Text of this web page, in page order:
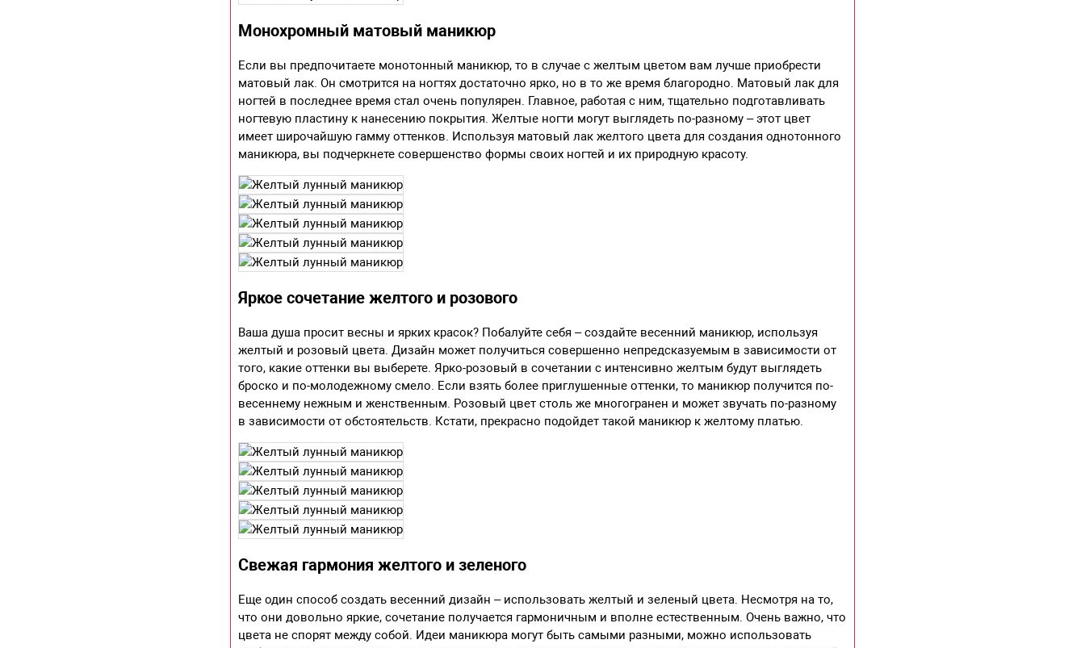
Монохромный матовый маникюр
Если вы предпочитаете монотонный маникюр, то в случае с желтым цветом вам лучше приобрести
матовый лак. Он смотрится на ногтях достаточно ярко, но в то же время благородно. Матовый лак для
ногтей в последнее время стал очень популярен. Главное, работая с ним, тщательно подготавливать
ногтевую пластину к нанесению покрытия. Желтые ногти могут выглядеть по-разному – этот цвет
имеет широчайшую гамму оттенков. Используя матовый лак желтого цвета для создания однотонного
маникюра, вы подчеркнете совершенство формы своих ногтей и их природную красоту.
Яркое сочетание желтого и розового
Ваша душа просит весны и ярких красок? Побалуйте себя – создайте весенний маникюр, используя
желтый и розовый цвета. Дизайн может получиться совершенно непредсказуемым в зависимости от
того, какие оттенки вы выберете. Ярко-розовый в сочетании с интенсивно желтым будут выглядеть
броско и по-молодежному смело. Если взять более приглушенные оттенки, то маникюр получится по-
весеннему нежным и женственным. Розовый цвет столь же многогранен и может звучать по-разному
в зависимости от обстоятельств. Кстати, прекрасно подойдет такой маникюр к желтому платью.
Свежая гармония желтого и зеленого
Еще один способ создать весенний дизайн – использовать желтый и зеленый цвета. Несмотря на то,
что они довольно яркие, сочетание получается гармоничным и вполне естественным. Очень важно, что
цвета не спорят между собой. Идеи маникюра могут быть самыми разными, можно использовать